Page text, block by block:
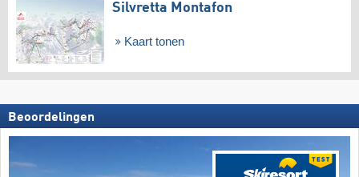
Silvretta Montafon
Kaart tonen
Beoordelingen